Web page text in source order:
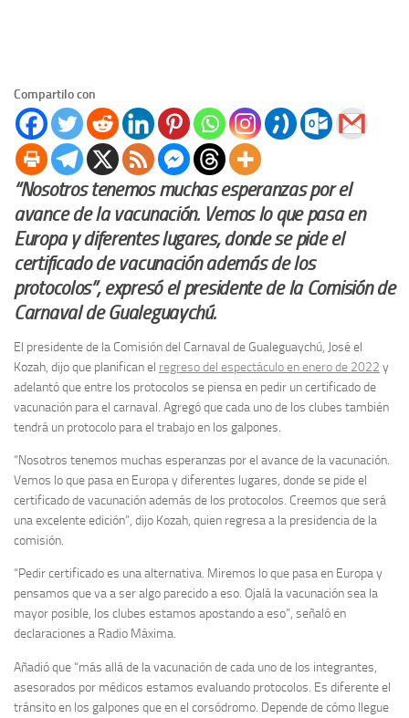
Compartilo con
“Nosotros tenemos muchas esperanzas por el
avance de la vacunación. Vemos lo que pasa en
Europa y diferentes lugares, donde se pide el
certificado de vacunación además de los
protocolos”, expresó el presidente de la Comisión de
Carnaval de Gualeguaychú.
El presidente de la Comisión del Carnaval de Gualeguaychú, José el
Kozah, dijo que planifican el regreso del espectáculo en enero de 2022 y
adelantó que entre los protocolos se piensa en pedir un certificado de
vacunación para el carnaval. Agregó que cada uno de los clubes también
tendrá un protocolo para el trabajo en los galpones.
“Nosotros tenemos muchas esperanzas por el avance de la vacunación.
Vemos lo que pasa en Europa y diferentes lugares, donde se pide el
certificado de vacunación además de los protocolos. Creemos que será
una excelente edición”, dijo Kozah, quien regresa a la presidencia de la
comisión.
“Pedir certificado es una alternativa. Miremos lo que pasa en Europa y
pensamos que va a ser algo parecido a eso. Ojalá la vacunación sea la
mayor posible, los clubes estamos apostando a eso”, señaló en
declaraciones a Radio Máxima.
Añadió que “más allá de la vacunación de cada uno de los integrantes,
asesorados por médicos estamos evaluando protocolos. Es diferente el
tránsito en los galpones que en el corsódromo. Depende de cómo llegue